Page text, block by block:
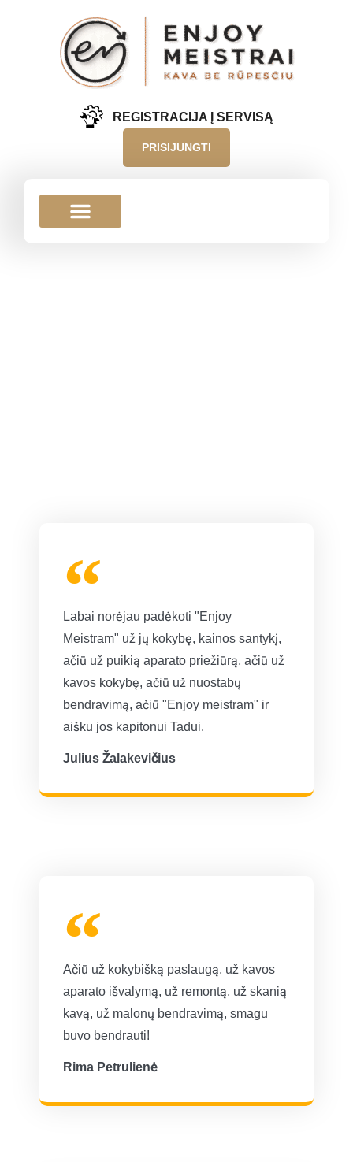
REGISTRACIJA Į SERVISĄ
PRISIJUNGTI
Labai norėjau padėkoti "Enjoy
Meistram" už jų kokybę, kainos santykį,
ačiū už puikią aparato priežiūrą, ačiū už
kavos kokybę, ačiū už nuostabų
bendravimą, ačiū "Enjoy meistram" ir
aišku jos kapitonui Tadui.
Julius Žalakevičius
Ačiū už kokybišką paslaugą, už kavos
aparato išvalymą, už remontą, už skanią
kavą, už malonų bendravimą, smagu
buvo bendrauti!
Rima Petrulienė